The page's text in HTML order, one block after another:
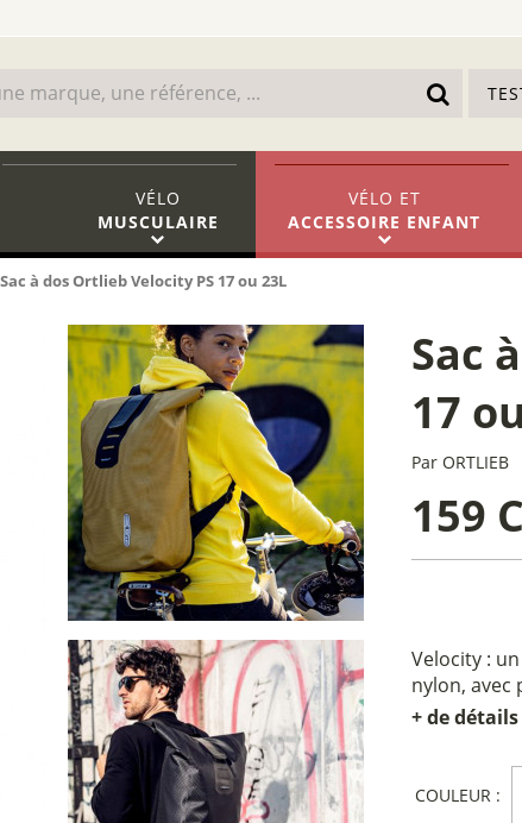
VÉLO
MUSCULAIRE
VÉLO ET
ACCESSOIRE ENFANT
Sac à dos Ortlieb Velocity PS 17 ou 23L
Sac
17
ParORTLIEB
159
Velocity :
nylon, avec
+ de détails
COULEUR :